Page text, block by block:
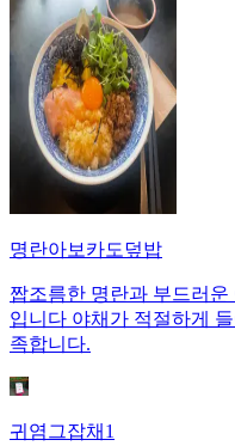
명란아보카도덮밥
짭조름한 명란과 부드러
입니다 야채가 적절하게
족합니다.
귀염그잡채1